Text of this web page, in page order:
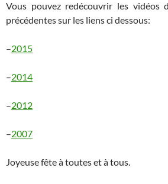
Vous pouvez redécouvrir les vidéos
précédentes sur les liens ci dessous:
–2015
–2014
–2012
–2007
Joyeuse fête à toutes et à tous.